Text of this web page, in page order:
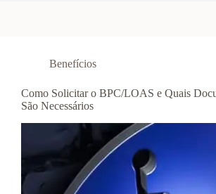
Benefícios
Como Solicitar o BPC/LOAS e Quais
São Necessários